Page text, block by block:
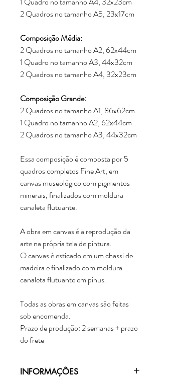
2 Quadros no tamanho A5, 23x17cm
Composição Média:
2 Quadros no tamanho A2, 62x44cm
1 Quadro no tamanho A3, 44x32cm
2 Quadros no tamanho A4, 32x23cm
Composição Grande:
2 Quadros no tamanho A1, 86x62cm
1 Quadro no tamanho A2, 62x44cm
2 Quadros no tamanho A3, 44x32cm
Essa composição é composta por 5
quadros completos Fine Art, em
canvas museológico com pigmentos
minerais, finalizados com moldura
canaleta flutuante.
A obra em canvas é a reprodução da
arte na própria tela de pintura.
O canvas é esticado em um chassi de
madeira e finalizado com moldura
canaleta flutuante em pinus.
Todas as obras em canvas são feitas
sob encomenda.
Prazo de produção: 2 semanas + prazo
do frete
INFORMAÇÕES